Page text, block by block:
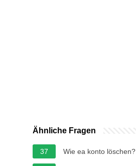
Ähnliche Fragen
37 Wie ea konto löschen?